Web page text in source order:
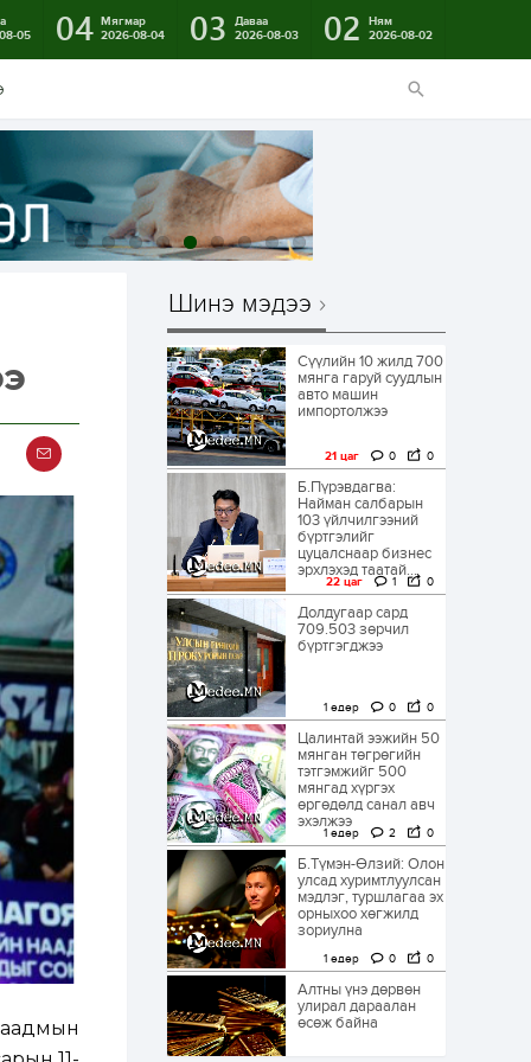
05
04 Мягмар
2026-08-04
03
Даваа
2026-08-03
02
Ням
2026-08-02
Шинэ мэдээ
Сүүлийн 10 жилд 700
мянга гаруй суудлын
авто машин
импортолжээ
21 цаг 0 0
Б.Пүрэвдагва:
Найман салбарын
103 үйлчилгээний
бүртгэлийг
цуцалснаар бизнес
эрхлэхэд таатай...
22 цаг 1 0
Долдугаар сард
709.503 зөрчил
бүртгэгджээ
1 өдөр 0 0
Цалинтай ээжийн 50
мянган төгрөгийн
тэтгэмжийг 500
мянгад хүргэх
өргөдөлд санал авч
эхэлжээ
1 өдөр 2 0
Б.Түмэн-Өлзий: Олон
улсад хуримтлуулсан
мэдлэг, туршлагаа эх
орныхоо хөгжилд
зориулна
1 өдөр 0 0
Алтны үнэ дөрвөн
улирал дараалан
өсөж байна